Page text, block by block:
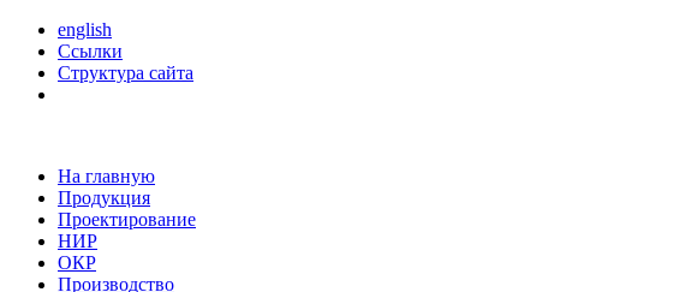
english
Ссылки
Структура сайта
На главную
Продукция
Проектирование
НИР
ОКР
Производство